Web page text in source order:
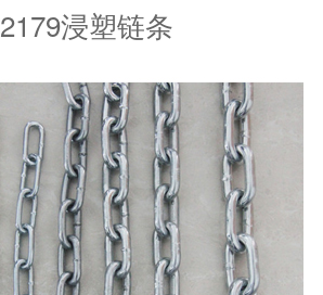
2179浸塑链条